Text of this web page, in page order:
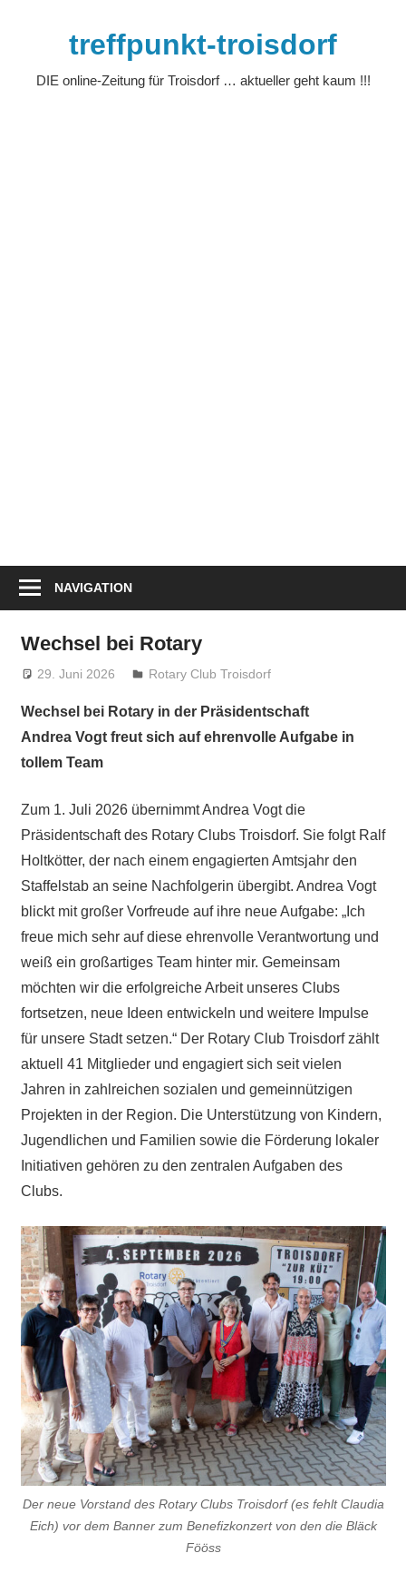
treffpunkt-troisdorf
DIE online-Zeitung für Troisdorf … aktueller geht kaum !!!
NAVIGATION
Wechsel bei Rotary
29. Juni 2026 treffpunkt
Rotary Club Troisdorf
Wechsel bei Rotary in der Präsidentschaft
Andrea Vogt freut sich auf ehrenvolle Aufgabe in
tollem Team
Zum 1. Juli 2026 übernimmt Andrea Vogt die
Präsidentschaft des Rotary Clubs Troisdorf. Sie folgt Ralf
Holtkötter, der nach einem engagierten Amtsjahr den
Staffelstab an seine Nachfolgerin übergibt. Andrea Vogt
blickt mit großer Vorfreude auf ihre neue Aufgabe: „Ich
freue mich sehr auf diese ehrenvolle Verantwortung und
weiß ein großartiges Team hinter mir. Gemeinsam
möchten wir die erfolgreiche Arbeit unseres Clubs
fortsetzen, neue Ideen entwickeln und weitere Impulse
für unsere Stadt setzen.“ Der Rotary Club Troisdorf zählt
aktuell 41 Mitglieder und engagiert sich seit vielen
Jahren in zahlreichen sozialen und gemeinnützigen
Projekten in der Region. Die Unterstützung von Kindern,
Jugendlichen und Familien sowie die Förderung lokaler
Initiativen gehören zu den zentralen Aufgaben des
Clubs.
Der neue Vorstand des Rotary Clubs Troisdorf (es fehlt Claudia
Eich) vor dem Banner zum Benefizkonzert von den die Bläck
Fööss